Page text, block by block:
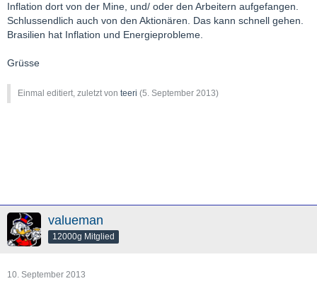
Inflation dort von der Mine, und/ oder den Arbeitern aufgefangen.
Schlussendlich auch von den Aktionären. Das kann schnell gehen.
Brasilien hat Inflation und Energieprobleme.
Grüsse
Einmal editiert, zuletzt von teeri (5. September 2013)
valueman
12000g Mitglied
10. September 2013